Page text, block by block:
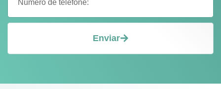
Enviar